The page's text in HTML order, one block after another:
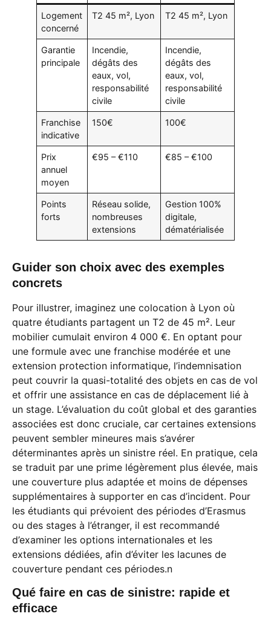
Logement
concerné
T2 45 m², Lyon T2 45 m², Lyon
Garantie
principale
Incendie,
dégâts des
eaux, vol,
responsabilité
civile
Incendie,
dégâts des
eaux, vol,
responsabilité
civile
Franchise
indicative
150€ 100€
Prix
annuel
moyen
€95 – €110 €85 – €100
Points
forts
Réseau solide,
nombreuses
extensions
Gestion 100%
digitale,
dématérialisée
Guider son choix avec des exemples
concrets
Pour illustrer, imaginez une colocation à Lyon où
quatre étudiants partagent un T2 de 45 m². Leur
mobilier cumulait environ 4 000 €. En optant pour
une formule avec une franchise modérée et une
extension protection informatique, l’indemnisation
peut couvrir la quasi-totalité des objets en cas de vol
et offrir une assistance en cas de déplacement lié à
un stage. L’évaluation du coût global et des garanties
associées est donc cruciale, car certaines extensions
peuvent sembler mineures mais s’avérer
déterminantes après un sinistre réel. En pratique, cela
se traduit par une prime légèrement plus élevée, mais
une couverture plus adaptée et moins de dépenses
supplémentaires à supporter en cas d’incident. Pour
les étudiants qui prévoient des périodes d’Erasmus
ou des stages à l’étranger, il est recommandé
d’examiner les options internationales et les
extensions dédiées, afin d’éviter les lacunes de
couverture pendant ces périodes.n
Qué faire en cas de sinistre: rapide et
efficace